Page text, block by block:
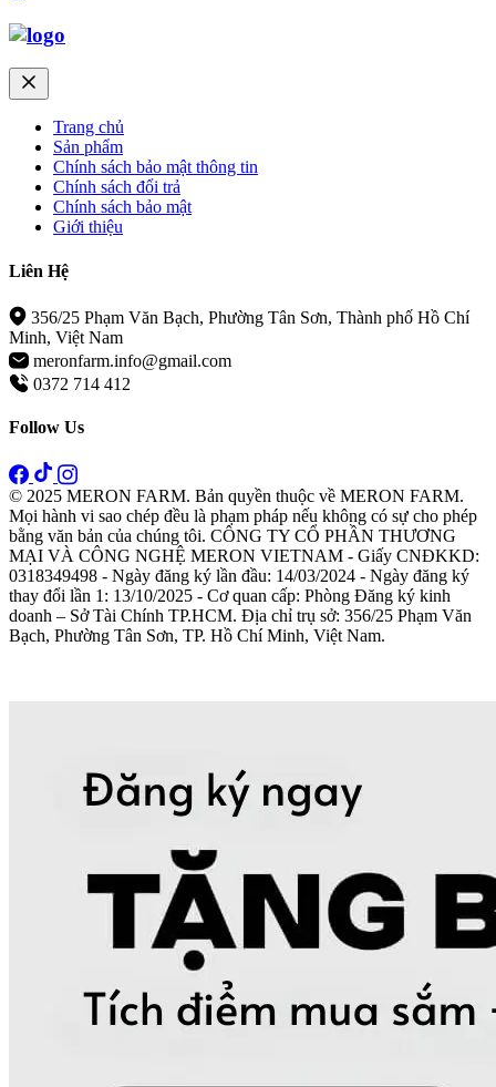
Trang chủ
Sản phẩm
Chính sách bảo mật thông tin
Chính sách đổi trả
Chính sách bảo mật
Giới thiệu
Liên Hệ
356/25 Phạm Văn Bạch, Phường Tân Sơn, Thành phố Hồ Chí
Minh, Việt Nam
meronfarm.info@gmail.com
0372 714 412
Follow Us
© 2025 MERON FARM. Bản quyền thuộc về MERON FARM.
Mọi hành vi sao chép đều là phạm pháp nếu không có sự cho phép
bằng văn bản của chúng tôi. CÔNG TY CỔ PHẦN THƯƠNG
MẠI VÀ CÔNG NGHỆ MERON VIETNAM - Giấy CNĐKKD:
0318349498 - Ngày đăng ký lần đầu: 14/03/2024 - Ngày đăng ký
thay đổi lần 1: 13/10/2025 - Cơ quan cấp: Phòng Đăng ký kinh
doanh – Sở Tài Chính TP.HCM. Địa chỉ trụ sở: 356/25 Phạm Văn
Bạch, Phường Tân Sơn, TP. Hồ Chí Minh, Việt Nam.